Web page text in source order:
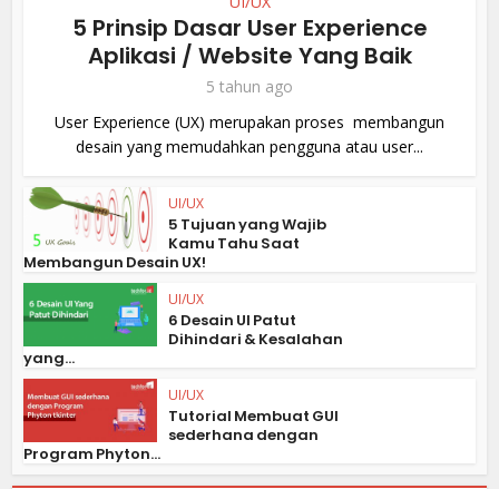
5 Prinsip Dasar User Experience
Aplikasi / Website Yang Baik
5 tahun ago
User Experience (UX) merupakan proses membangun
desain yang memudahkan pengguna atau user...
UI/UX
5 Tujuan yang Wajib
Kamu Tahu Saat
Membangun Desain UX!
UI/UX
6 Desain UI Patut
Dihindari & Kesalahan
yang...
UI/UX
Tutorial Membuat GUI
sederhana dengan
Program Phyton...